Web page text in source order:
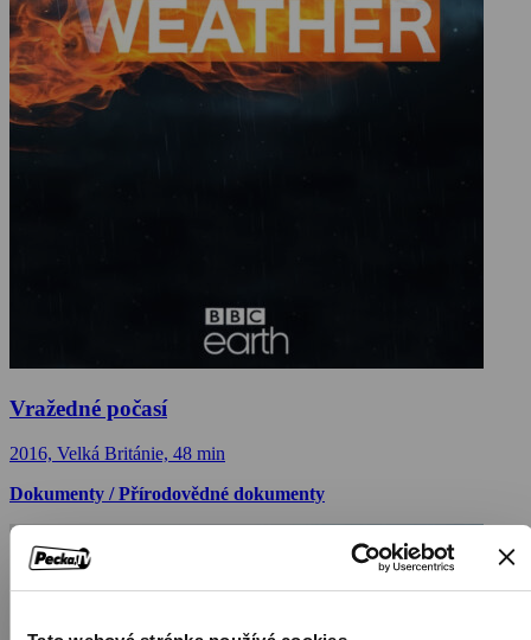
Vražedné počasí
2016, Velká Británie, 48 min
Dokumenty / Přírodovědné dokumenty